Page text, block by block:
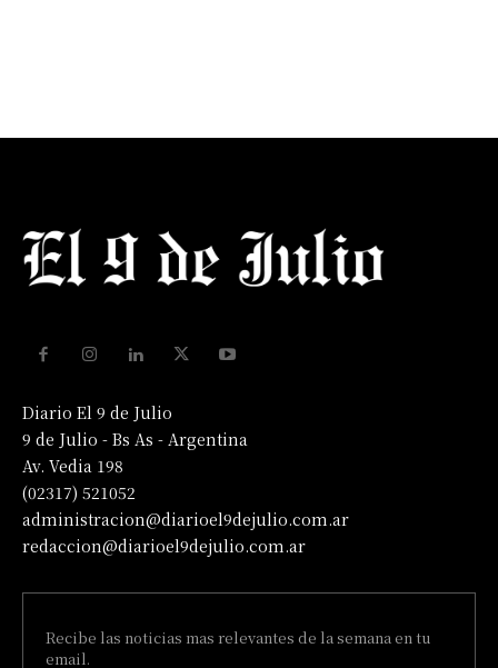
Diario El 9 de Julio
9 de Julio - Bs As - Argentina
Av. Vedia 198
(02317) 521052
administracion@diarioel9dejulio.com.ar
redaccion@diarioel9dejulio.com.ar
Recibe las noticias mas relevantes de la semana en tu
email.